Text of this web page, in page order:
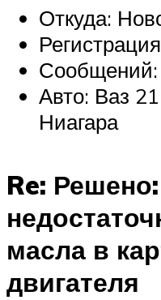
Откуда:
Авто: Ваз
Ниагара
Re:
масла в
двигателя